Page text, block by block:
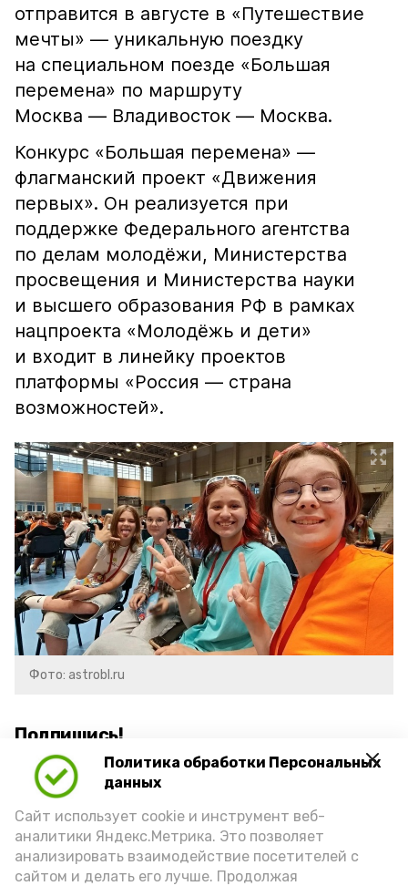
Политика обработки Персональных
данных
Сайт использует cookie и инструмент веб-
аналитики Яндекс.Метрика. Это позволяет
анализировать взаимодействие посетителей с
сайтом и делать его лучше. Продолжая
отправится в августе в «Путешествие
мечты» — уникальную поездку
на специальном поезде «Большая
перемена» по маршруту
Москва — Владивосток — Москва.
Конкурс «Большая перемена» —
флагманский проект «Движения
первых». Он реализуется при
поддержке Федерального агентства
по делам молодёжи, Министерства
просвещения и Министерства науки
и высшего образования РФ в рамках
нацпроекта «Молодёжь и дети»
и входит в линейку проектов
платформы «Россия — страна
возможностей».
Фото: astrobl.ru
Подпишись!
А24 в MAX А24 в Вконтакте